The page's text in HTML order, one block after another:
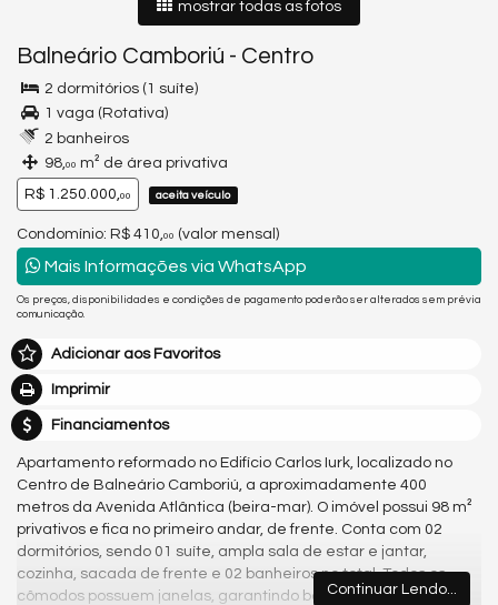
mostrar todas as fotos
Balneário Camboriú - Centro
2 dormitórios (1 suíte)
1 vaga (Rotativa)
2 banheiros
98,00 m² de área privativa
R$ 1.250.000,00 aceita veículo
Condomínio: R$ 410, 00 (valor mensal)
Mais Informações via WhatsApp
Os preços, disponibilidades e condições de pagamento poderão ser alterados sem prévia
comunicação.
Adicionar aos Favoritos
Imprimir
Financiamentos
Apartamento reformado no Edifício Carlos Iurk, localizado no
Centro de Balneário Camboriú, a aproximadamente 400
metros da Avenida Atlântica (beira-mar). O imóvel possui 98 m²
privativos e fica no primeiro andar, de frente. Conta com 02
dormitórios, sendo 01 suíte, ampla sala de estar e jantar,
cozinha, sacada de frente e 02 banheiros no total. Todos os
cômodos possuem janelas, garantindo boa ventilação e
Continuar Lendo...